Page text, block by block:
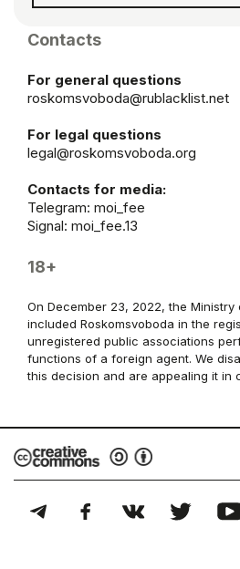
Contacts
For general questions
roskomsvoboda@rublacklist.net
For legal questions
legal@roskomsvoboda.org
Contacts for media:
Telegram: moi_fee
Signal: moi_fee.13
18+
On December 23, 2022, the Ministry
included Roskomsvoboda in the
unregistered public associations
functions of a foreign agent. We
this decision and are appealing it in